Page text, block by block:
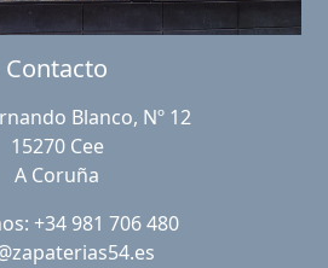
Contacto
Blanco, Nº 12
15270 Cee
A Coruña
+34 981 706 480